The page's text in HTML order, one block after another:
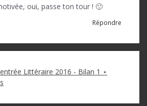
oui, passe ton tour ! 🙂
Répondre
Littéraire 2016 - Bilan 1 ⋆